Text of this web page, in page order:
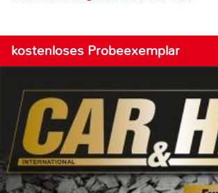
kostenloses Probeexemplar